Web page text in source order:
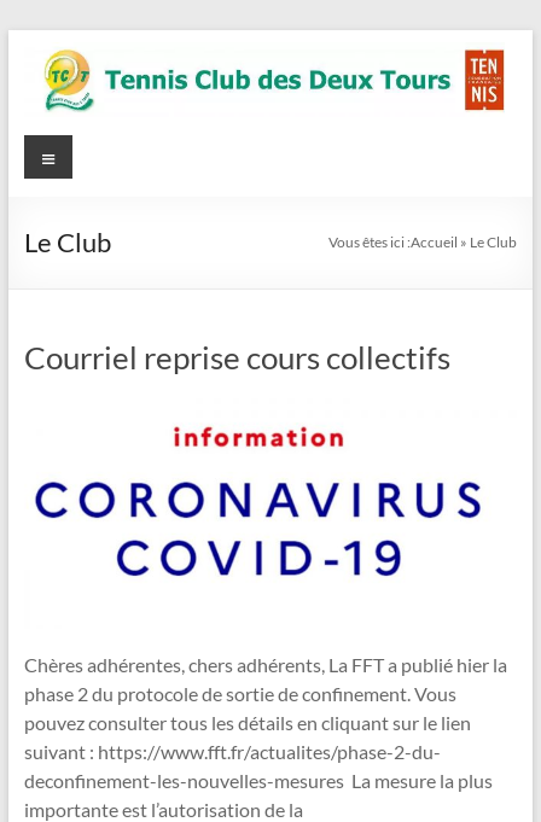
contenu
Tennis
des
(TC2T)
Officiel
Menu
Le Club Vous êtes ici :Accueil » Le Club
Courriel reprise cours collectifs
Chères adhérentes, chers adhérents, La FFT a publié hier la
phase 2 du protocole de sortie de confinement. Vous
pouvez consulter tous les détails en cliquant sur le lien
suivant : https://www.fft.fr/actualites/phase-2-du-
deconfinement-les-nouvelles-mesures La mesure la plus
importante est l’autorisation de la